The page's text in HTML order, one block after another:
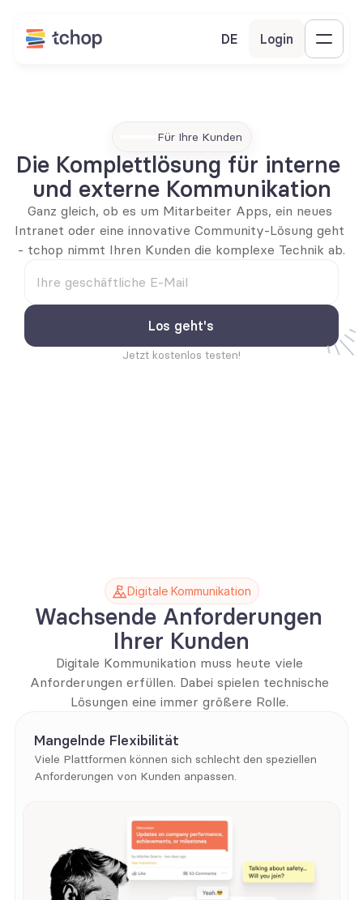
DE Login
Für Ihre Kunden
Die Komplettlösung für interne
und externe Kommunikation
Ganz gleich, ob es um Mitarbeiter Apps, ein neues
Intranet oder eine innovative Community-Lösung geht
- tchop nimmt Ihren Kunden die komplexe Technik ab.
Jetzt kostenlos testen!
Digitale Kommunikation
Wachsende Anforderungen
Ihrer Kunden
Digitale Kommunikation muss heute viele
Anforderungen erfüllen. Dabei spielen technische
Lösungen eine immer größere Rolle.
Mangelnde Flexibilität
Viele Plattformen können sich schlecht den speziellen
Anforderungen von Kunden anpassen.